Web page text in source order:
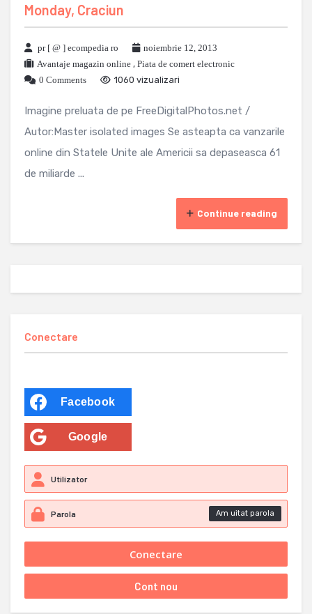
Monday, Craciun
pr [ @ ] ecompedia ro
noiembrie 12, 2013
Avantaje magazin online , Piata de comert electronic
0 Comments
1060 vizualizari
Imagine preluata de pe FreeDigitalPhotos.net /
Autor:Master isolated images Se asteapta ca vanzarile
online din Statele Unite ale Americii sa depaseasca 61
de miliarde ...
Continue reading
Conectare
Facebook
Google
Am uitat parola